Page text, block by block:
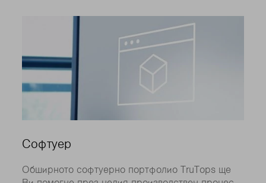
Софтуер
Обширното софтуерно портфолио TruTops ще